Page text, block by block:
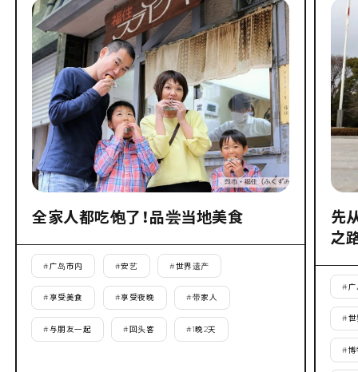
全家人都吃饱了！品尝当地美食
#广岛市内 #安艺 #世界遗产
#享受美食 #享受夜晚 #带家人
#与朋友一起 # 回头客 #1晚2天
先
之
#广
#世
#博